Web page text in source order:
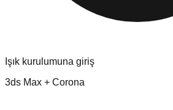
Işık kurulumuna giriş
3ds Max + Corona